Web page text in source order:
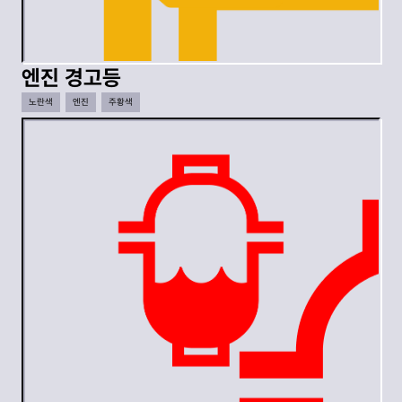
엔진 경고등
노란색 엔진 주황색